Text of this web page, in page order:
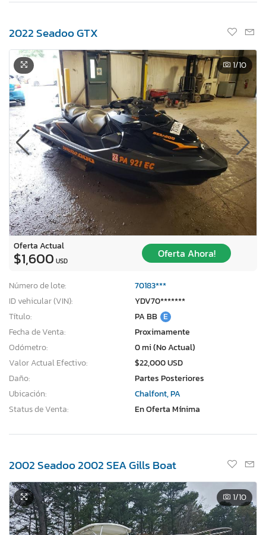
2022 Seadoo GTX
1/10
Oferta Actual
$1,600 USD
Oferta Ahora!
Número de lote:
70183***
ID vehicular (VIN):
YDV70*******
Título:
PA BB E
Fecha de Venta:
Proximamente
Odómetro:
0 mi (No Actual)
Valor Actual Efectivo:
$22,000 USD
Daño:
Partes Posteriores
Ubicación:
Chalfont, PA
Status de Venta:
En Oferta Mínima
2002 Seadoo 2002 SEA Gills Boat
1/10